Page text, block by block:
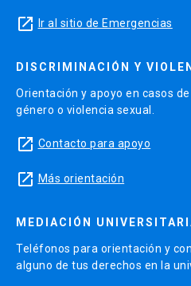
launch Ir al sitio de Emergencias
DISCRIMINACIÓN Y
Orientación y apoyo en casos
género o violencia sexual.
launch Contacto para apoyo
launch Más orientación
MEDIACIÓN
Teléfonos para orientación y
alguno de tus derechos en la